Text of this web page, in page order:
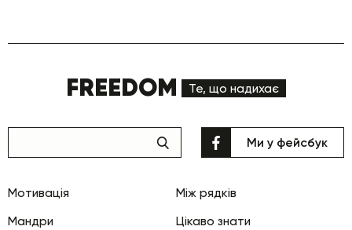
FREEDOM Те, що надихає
Мотивація
Між рядків
Мандри
Цікаво знати
Ми у фейсбук